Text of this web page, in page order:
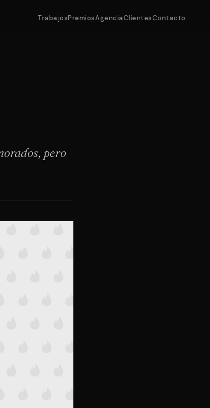
TrabajosPremiosAgenciaClientesContacto
pero